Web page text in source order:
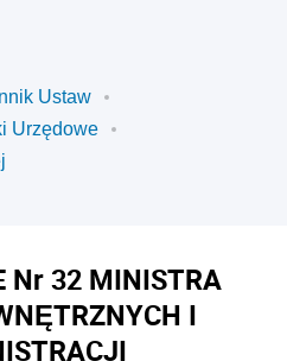
Ustaw
Urzędowe
Nr 32 MINISTRA
I